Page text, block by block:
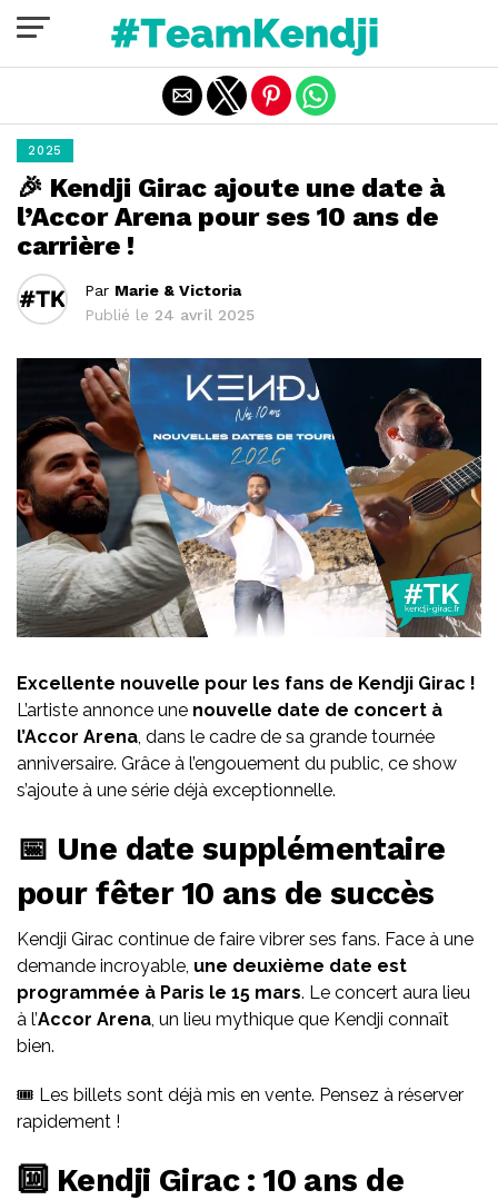
2025
🎉 Kendji Girac ajoute une date à
l’Accor Arena pour ses 10 ans de
carrière !
Par Marie & Victoria
Publié le 24 avril 2025
Excellente nouvelle pour les fans de Kendji Girac !
L’artiste annonce une nouvelle date de concert à
l’Accor Arena , dans le cadre de sa grande tournée
anniversaire. Grâce à l’engouement du public, ce show
s’ajoute à une série déjà exceptionnelle.
📅 Une date supplémentaire
pour fêter 10 ans de succès
Kendji Girac continue de faire vibrer ses fans. Face à une
demande incroyable, une deuxième date est
programmée à Paris le 15 mars. Le concert aura lieu
à l’Accor Arena , un lieu mythique que Kendji connaît
bien.
🎟️ Les billets sont déjà mis en vente. Pensez à réserver
rapidement !
🔟 Kendji Girac : 10 ans de
Quitter la version mobile